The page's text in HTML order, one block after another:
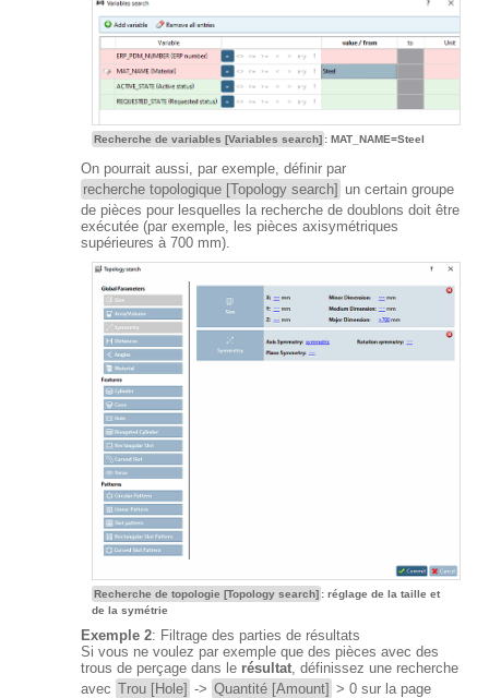
Recherche de variables [Variables search] : MAT_NAME=Steel
On pourrait aussi, par exemple, définir par
recherche topologique [Topology search] un certain groupe
de pièces pour lesquelles la recherche de doublons doit être
exécutée (par exemple, les pièces axisymétriques
supérieures à 700 mm).
Recherche de topologie [Topology search] : réglage de la taille et
de la symétrie
Exemple 2: Filtrage des parties de résultats
Si vous ne voulez par exemple que des pièces avec des
trous de perçage dans le résultat , définissez une recherche
avec Trou [Hole] -> Quantité [Amount] > 0 sur la page